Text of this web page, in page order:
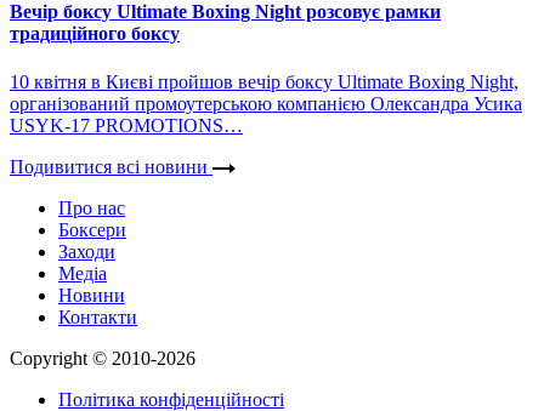
Вечір боксу Ultimate Boxing Night розсовує рамки
традиційного боксу
10 квітня в Києві пройшов вечір боксу Ultimate Boxing Night,
організований промоутерською компанією Олександра Усика
USYK-17 PROMOTIONS…
Подивитися всі новини
Про нас
Боксери
Заходи
Медіа
Новини
Контакти
Copyright © 2010-2026
Політика конфіденційності